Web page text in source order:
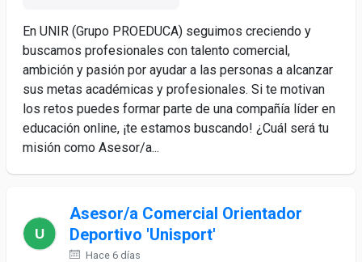
En UNIR (Grupo PROEDUCA) seguimos creciendo y
buscamos profesionales con talento comercial,
ambición y pasión por ayudar a las personas a alcanzar
sus metas académicas y profesionales. Si te motivan
los retos puedes formar parte de una compañía líder en
educación online, ¡te estamos buscando! ¿Cuál será tu
misión como Asesor/a...
Asesor/a Comercial Orientador
Deportivo 'Unisport'
Hace 6 días